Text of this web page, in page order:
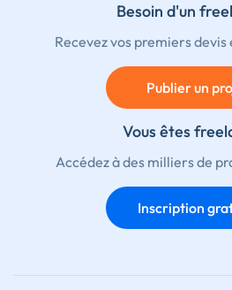
Besoin d'un
Recevez vos premiers devis
Publier un
Vous êtes
Accédez à des milliers de
Inscription